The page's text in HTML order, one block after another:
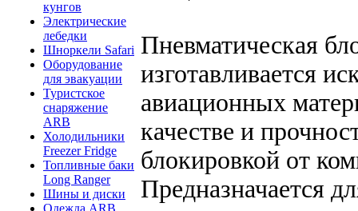
кунгов
Электрические
лебедки
Шноркели Safari
Оборудование
для эвакуации
Туристское
снаряжение
ARB
Холодильники
Freezer Fridge
Топливные баки
Long Ranger
Шины и диски
Одежда ARB
Пневматическая
изготавливается
авиационных
качестве и
блокировкой от
Предназначается